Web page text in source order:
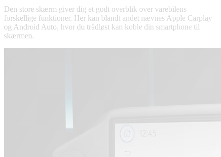
Den store skærm giver dig et godt overblik over varebilens
forskellige funktioner. Her kan blandt andet nævnes Apple Carplay
og Android Auto, hvor du trådløst kan koble din smartphone til
skærmen.